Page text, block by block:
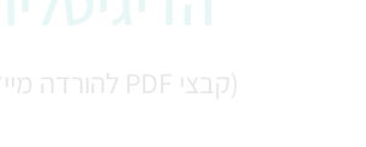
(קבצי PDF להורדה מיידית)